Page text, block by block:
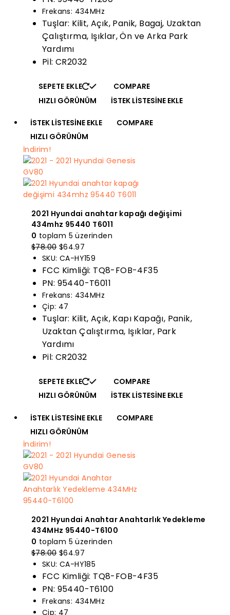
Frekans: 434MHz
Tuşlar: Kilit, Açık, Panik, Bagaj, Uzaktan
Çalıştırma, Işıklar, Ön ve Arka Park
Yardımı
Pil: CR2032
SEPETE EKLE
COMPARE
HIZLI GÖRÜNÜM
İSTEK LISTESINE EKLE
İSTEK LISTESINE EKLE
COMPARE
HIZLI GÖRÜNÜM
İndirim!
2021 Hyundai anahtar kapağı değişimi
434mhz 95440 T6011
0 toplam 5 üzerinden
$78.00 Orijinal
fiyatı:
$78.00.
$64.97
fiyat:
$64.97.
SKU: CA-HY159
FCC Kimliği: TQ8-FOB-4F35
PN: 95440-T6011
Frekans: 434MHz
Çip: 47
Tuşlar: Kilit, Açık, Kapı Kapağı, Panik,
Uzaktan Çalıştırma, Işıklar, Park
Yardımı
Pil: CR2032
SEPETE EKLE
COMPARE
HIZLI GÖRÜNÜM
İSTEK LISTESINE EKLE
İSTEK LISTESINE EKLE
COMPARE
HIZLI GÖRÜNÜM
İndirim!
2021 Hyundai Anahtar Anahtarlık Yedekleme
434MHz 95440-T6100
0 toplam 5 üzerinden
$78.00 Orijinal
fiyatı:
$78.00.
$64.97
fiyat:
$64.97.
SKU: CA-HY185
FCC Kimliği: TQ8-FOB-4F35
PN: 95440-T6100
Frekans: 434MHz
Çip: 47